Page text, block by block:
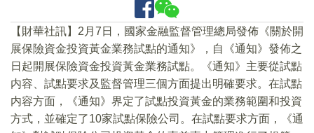
【財華社訊】2月7日，國家金融監督管理總局發佈《關於開
展保險資金投資黃金業務試點的通知》，自《通知》發佈之
日起開展保險資金投資黃金業務試點。《通知》主要從試點
内容、試點要求及監督管理三個方面提出明確要求。在試點
内容方面，《通知》界定了試點投資黃金的業務範圍和投資
方式，並確定了10家試點保險公司。在試點要求方面，《通